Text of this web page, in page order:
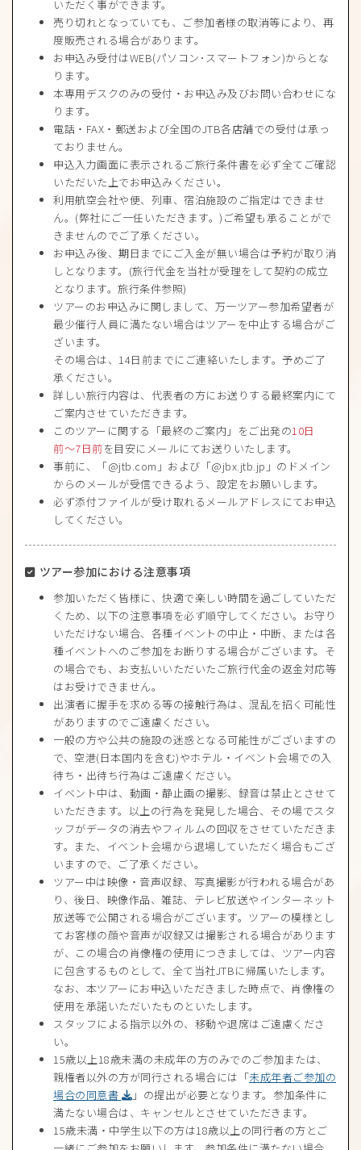
いただく事ができます。
売り切れとなっていても、ご参加者様の取消等により、再
度販売される場合があります。
お申込み受付はWEB(パソコン･スマートフォン)からとな
ります。
本専用デスクのみの受付・お申込み及びお問い合わせにな
ります。
電話・FAX・郵送および全国のJTB各店舗での受付は承っ
ておりません。
申込入力画面に表示されるご旅行条件書を必ず全てご確認
いただいた上でお申込みください。
利用航空会社や便、列車、宿泊施設のご指定はできませ
ん。(弊社にご一任いただきます。)ご希望も承ることがで
きませんのでご了承ください。
お申込み後、期日までにご入金が無い場合は予約が取り消
しとなります。(旅行代金を当社が受理をして契約の成立
となります。旅行条件参照)
ツアーのお申込みに関しまして、万一ツアー参加希望者が
最少催行人員に満たない場合はツアーを中止する場合がご
ざいます。
その場合は、14日前までにご連絡いたします。予めご了
承ください。
詳しい旅行内容は、代表者の方にお送りする最終案内にて
ご案内させていただきます。
このツアーに関する「最終のご案内」をご出発の10日
前〜7日前を目安にメールにてお送りいたします。
事前に、「@jtb.com」および「@jbx.jtb.jp」のドメイン
からのメールが受信できるよう、設定をお願いします。
必ず添付ファイルが受け取れるメールアドレスにてお申込
してください。
ツアー参加における注意事項
参加いただく皆様に、快適で楽しい時間を過ごしていただ
くため、以下の注意事項を必ず順守してください。お守り
いただけない場合、各種イベントの中止・中断、または各
種イベントへのご参加をお断りする場合がございます。そ
の場合でも、お支払いいただいたご旅行代金の返金対応等
はお受けできません。
出演者に握手を求める等の接触行為は、混乱を招く可能性
がありますのでご遠慮ください。
一般の方や公共の施設の迷惑となる可能性がございますの
で、空港(日本国内を含む)やホテル・イベント会場での入
待ち・出待ち行為はご遠慮ください。
イベント中は、動画・静止画の撮影、録音は禁止とさせて
いただきます。以上の行為を発見した場合、その場でスタ
ッフがデータの消去やフィルムの回収をさせていただきま
す。また、イベント会場から退場していただく場合もござ
いますので、ご了承ください。
ツアー中は映像・音声収録、写真撮影が行われる場合があ
り、後日、映像作品、雑誌、テレビ放送やインターネット
放送等で公開される場合がございます。ツアーの模様とし
てお客様の顔や音声が収録又は撮影される場合があります
が、この場合の肖像権の使用につきましては、ツアー内容
に包含するものとして、全て当社JTBに帰属いたします。
なお、本ツアーにお申込いただきました時点で、肖像権の
使用を承諾いただいたものといたします。
スタッフによる指示以外の、移動や退席はご遠慮くださ
い。
15歳以上18歳未満の未成年の方のみでのご参加または、
親権者以外の方が同行される場合には「未成年者ご参加の
場合の同意書
」の提出が必要となります。参加条件に
満たない場合は、キャンセルとさせていただきます。
15歳未満・中学生以下の方は18歳以上の同行者の方とご